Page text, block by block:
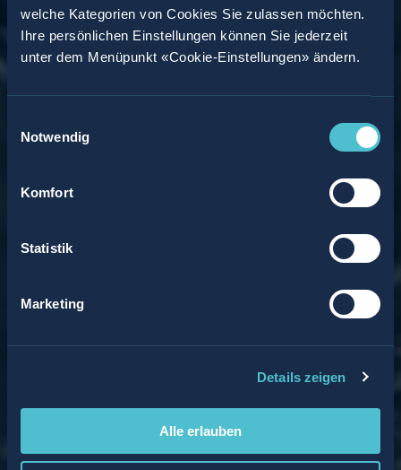
welche Kategorien von Cookies Sie zulassen möchten.
Ihre persönlichen Einstellungen können Sie jederzeit
unter dem Menüpunkt «Cookie-Einstellungen» ändern.
Notwendig
Komfort
Statistik
Marketing
Details zeigen
Alle erlauben